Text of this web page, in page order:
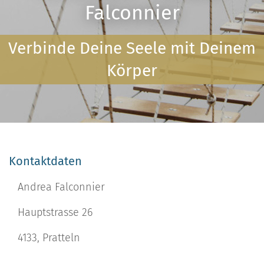
Falconnier
Verbinde Deine Seele mit Deinem
Körper
Kontaktdaten
Andrea Falconnier
Hauptstrasse 26
4133, Pratteln